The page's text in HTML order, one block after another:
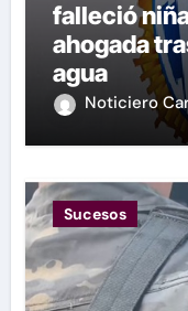
falleció
ahogada
agua
Noticiero
Sucesos